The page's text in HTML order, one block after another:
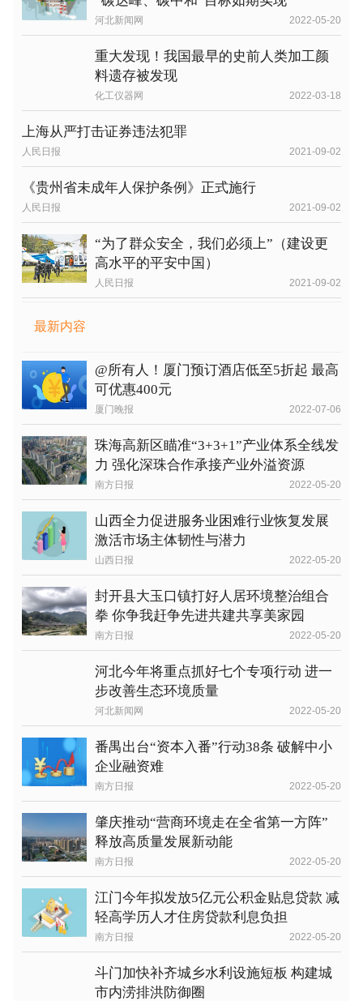
河北新闻网 2022-05-20
重大发现！我国最早的史前人类加工颜
料遗存被发现
化工仪器网 2022-03-18
上海从严打击证券违法犯罪
人民日报 2021-09-02
《贵州省未成年人保护条例》正式施行
人民日报 2021-09-02
“为了群众安全，我们必须上”（建设更
高水平的平安中国）
人民日报 2021-09-02
最新内容
@所有人！厦门预订酒店低至5折起 最高
可优惠400元
厦门晚报 2022-07-06
珠海高新区瞄准“3+3+1”产业体系全线发
力 强化深珠合作承接产业外溢资源
南方日报 2022-05-20
山西全力促进服务业困难行业恢复发展
激活市场主体韧性与潜力
山西日报 2022-05-20
封开县大玉口镇打好人居环境整治组合
拳 你争我赶争先进共建共享美家园
南方日报 2022-05-20
河北今年将重点抓好七个专项行动 进一
步改善生态环境质量
河北新闻网 2022-05-20
番禺出台“资本入番”行动38条 破解中小
企业融资难
南方日报 2022-05-20
肇庆推动“营商环境走在全省第一方阵”
释放高质量发展新动能
南方日报 2022-05-20
江门今年拟发放5亿元公积金贴息贷款 减
轻高学历人才住房贷款利息负担
南方日报 2022-05-20
斗门加快补齐城乡水利设施短板 构建城
市内涝排洪防御圈